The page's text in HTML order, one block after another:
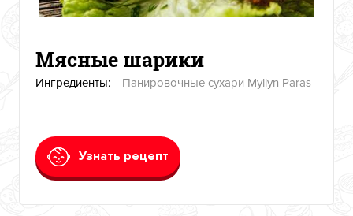
Мясные шарики
Ингредиенты: Панировочные сухари Myllyn Paras
Узнать рецепт